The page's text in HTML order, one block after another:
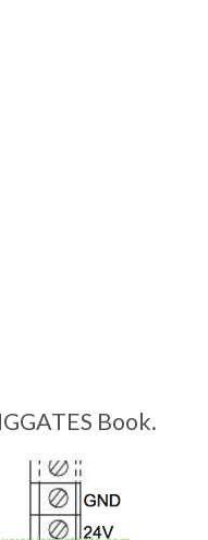
Book.